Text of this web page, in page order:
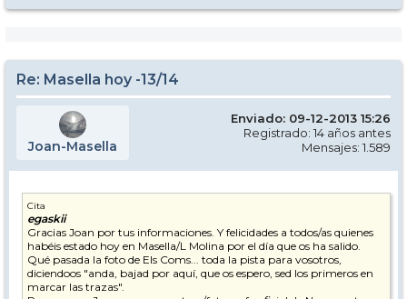
Re: Masella hoy -13/14
Joan-Masella
Enviado: 09-12-2013 15:26
Registrado: 14 años antes
Mensajes: 1.589
Cita
egaskii
Gracias Joan por tus informaciones. Y felicidades a todos/as quienes
habéis estado hoy en Masella/L Molina por el día que os ha salido.
Qué pasada la foto de Els Coms... toda la pista para vosotros,
diciendoos "anda, bajad por aquí, que os espero, sed los primeros en
marcar las trazas".